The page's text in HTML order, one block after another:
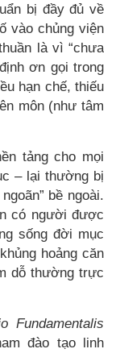
bị đầy đủ về
vào chủng viện
là vì “chưa
ơn gọi trong
hạn chế, thiếu
môn (như tâm
tảng cho mọi
– lại thường bị
bề ngoài.
có người được
sống đời mục
hoảng căn
dỗ thường trực
Fundamentalis
đào tạo linh